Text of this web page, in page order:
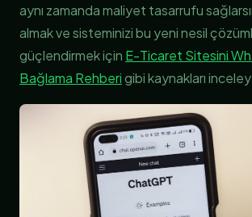
aynı zamanda maliyet tasarrufu
almak ve sisteminizi bu yeni nesil
güçlendirmek için E-Ticaret Sitesini
Bağlama Rehberigibi kaynakları